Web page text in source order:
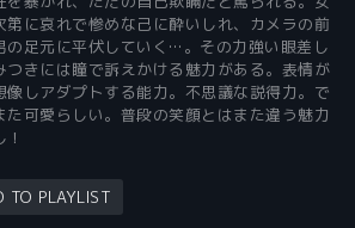
第に哀れで惨めな己に酔いしれ、カメラの前
の足元に平伏していく…。その力強い眼差し
つきには瞳で訴えかける魅力がある。表情が
像しアダプトする能力。不思議な説得力。で
可愛らしい。普段の笑顔とはまた違う魅力
TO PLAYLIST